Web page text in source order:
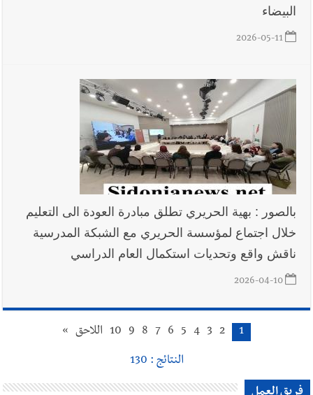
البيضاء
2026-05-11
بالصور : بهية الحريري تطلق مبادرة العودة الى التعليم
خلال اجتماع لمؤسسة الحريري مع الشبكة المدرسية
ناقش واقع وتحديات استكمال العام الدراسي
2026-04-10
1
2
3
4
5
6
7
8
9
10 اللاحق »
النتائج : 130